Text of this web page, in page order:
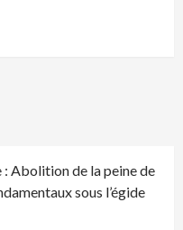
Abolition de la peine de
sous l’égide